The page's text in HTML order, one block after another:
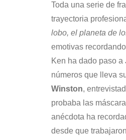
Toda una serie de
trayectoria
lobo, el planeta de
emotivas
Ken ha dado paso a
números que lleva
Winston,
probaba las
anécdota ha
desde que